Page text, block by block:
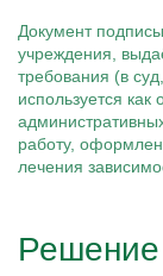
Документ
учреждения,
требования (в
используется
работу,
лечения